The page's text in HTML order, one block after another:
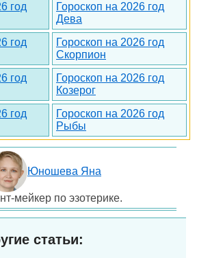
год
Гороскоп на 2026 год
Дева
год
Гороскоп на 2026 год
Скорпион
год
Гороскоп на 2026 год
Козерог
год
Гороскоп на 2026 год
Рыбы
Юношева Яна
мейкер по эзотерике.
статьи: